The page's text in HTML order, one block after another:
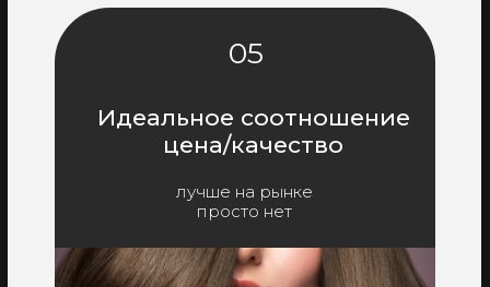
Идеальное соотношение
цена/качество
лучше на рынке
просто нет
05